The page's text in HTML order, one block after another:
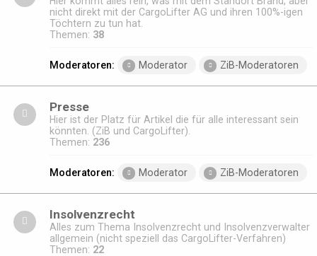
nicht direkt mit der CargoLifter AG und ihren 100%-igen
Töchtern zu tun hat.
Themen: 38
Moderatoren: Moderator ZiB-Moderatoren
Presse
Hier ist der Platz für Artikel die für alle interessant sein
könnten. (ZiB und CargoLifter).
Themen: 236
Moderatoren: Moderator ZiB-Moderatoren
Insolvenzrecht
Alles zum Thema Insolvenzrecht und Insolvenzverwalter
allgemein (nicht speziell das CargoLifter-Verfahren)
Themen: 22